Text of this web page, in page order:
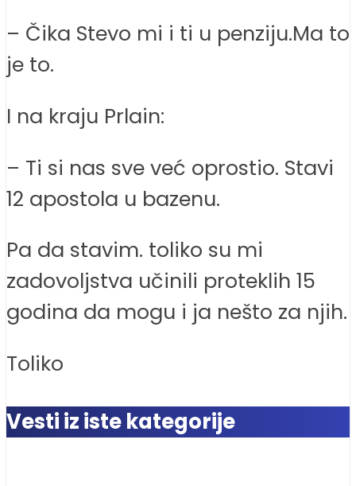
– Čika Stevo mi i ti u penziju.Ma to
je to.
I na kraju Prlain:
– Ti si nas sve već oprostio. Stavi
12 apostola u bazenu.
Pa da stavim. toliko su mi
zadovoljstva učinili proteklih 15
godina da mogu i ja nešto za njih.
Toliko
Vesti iz iste kategorije